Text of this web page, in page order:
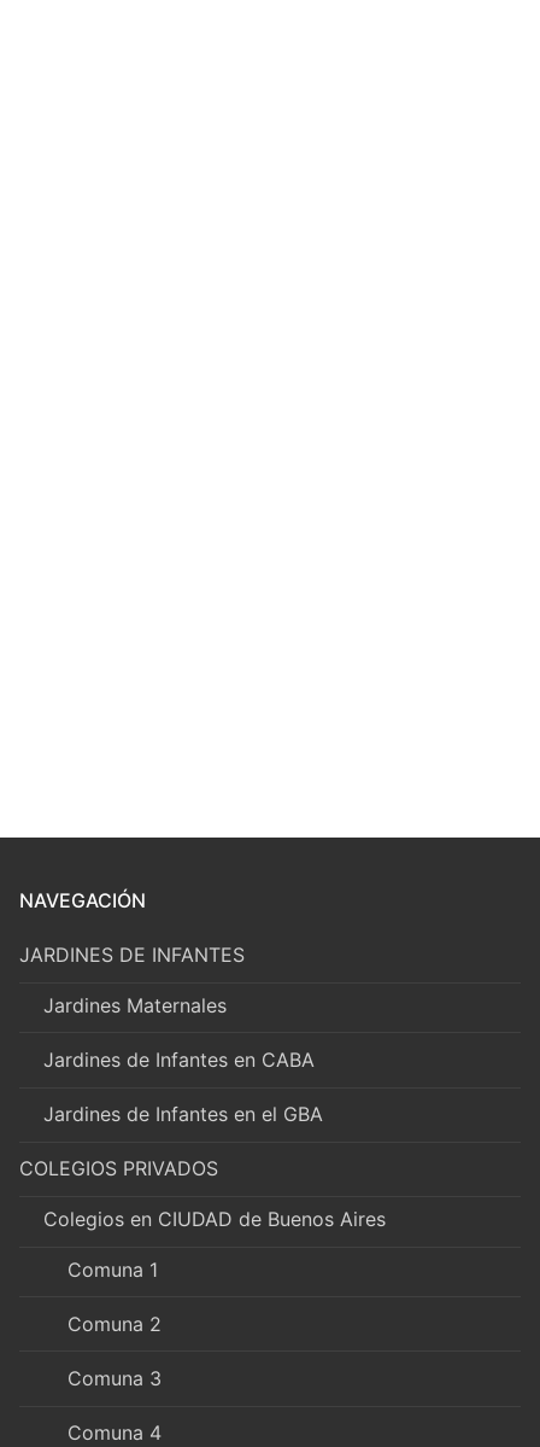
NAVEGACIÓN
JARDINES DE INFANTES
Jardines Maternales
Jardines de Infantes en CABA
Jardines de Infantes en el GBA
COLEGIOS PRIVADOS
Colegios en CIUDAD de Buenos Aires
Comuna 1
Comuna 2
Comuna 3
Comuna 4